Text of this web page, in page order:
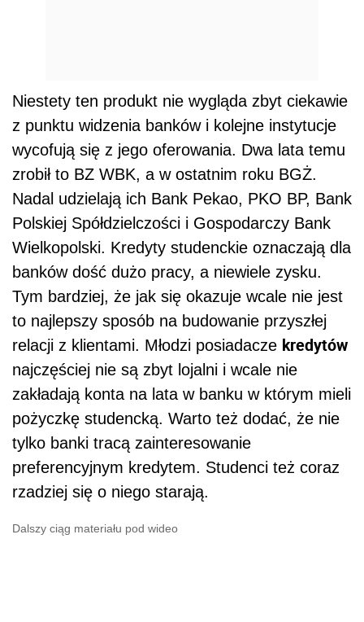
Niestety ten produkt nie wygląda zbyt ciekawie
z punktu widzenia banków i kolejne instytucje
wycofują się z jego oferowania. Dwa lata temu
zrobił to BZ WBK, a w ostatnim roku BGŻ.
Nadal udzielają ich Bank Pekao, PKO BP, Bank
Polskiej Spółdzielczości i Gospodarczy Bank
Wielkopolski. Kredyty studenckie oznaczają dla
banków dość dużo pracy, a niewiele zysku.
Tym bardziej, że jak się okazuje wcale nie jest
to najlepszy sposób na budowanie przyszłej
relacji z klientami. Młodzi posiadacze kredytów
najczęściej nie są zbyt lojalni i wcale nie
zakładają konta na lata w banku w którym mieli
pożyczkę studencką. Warto też dodać, że nie
tylko banki tracą zainteresowanie
preferencyjnym kredytem. Studenci też coraz
rzadziej się o niego starają.
Dalszy ciąg materiału pod wideo